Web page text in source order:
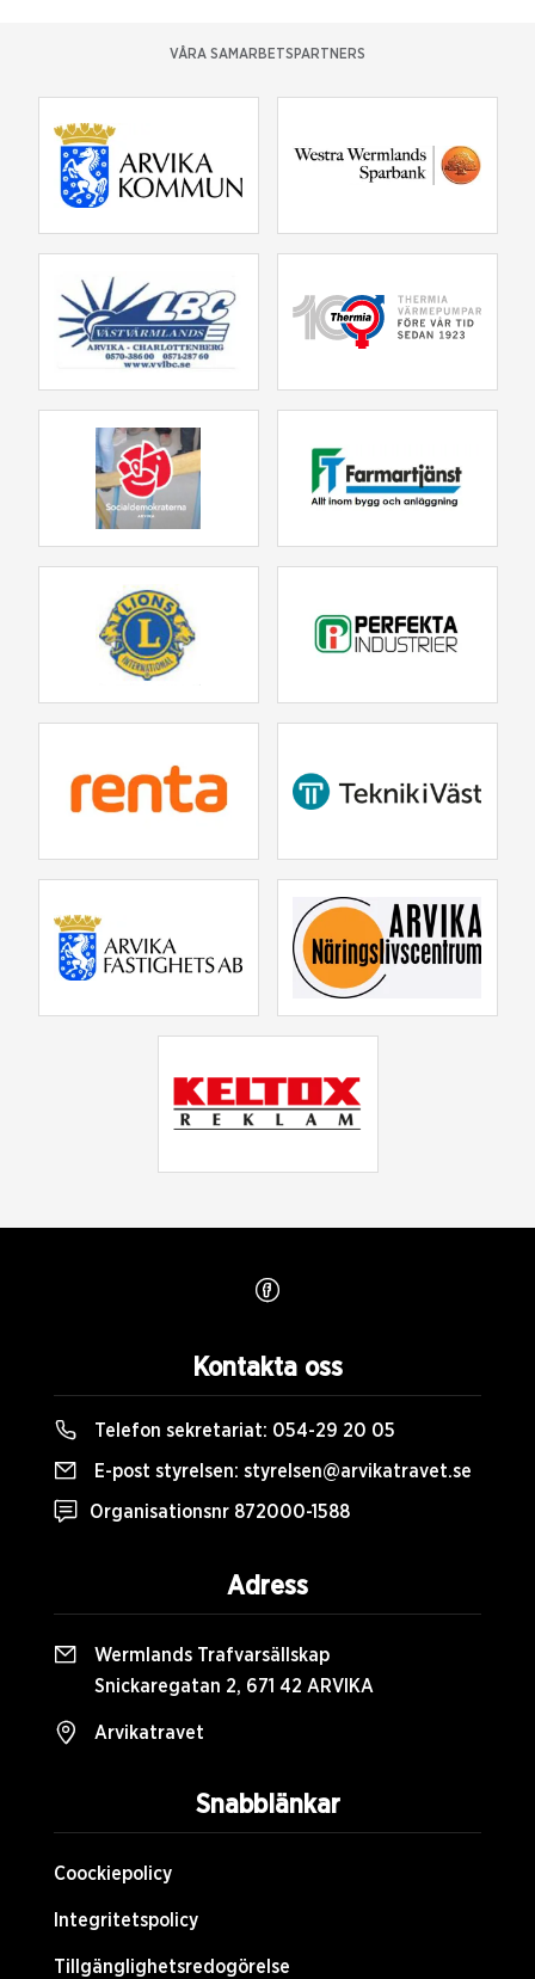
VÅRA SAMARBETSPARTNERS
Snabblänkar
Coockiepolicy
Integritetspolicy
Tillgänglighetsredogörelse
Kontakta oss
Telefon sekretariat: 054-29 20 05
E-post styrelsen: styrelsen@arvikatravet.se
Organisationsnr 872000-1588
Adress
Wermlands Trafvarsällskap
Snickaregatan 2, 671 42 ARVIKA
Arvikatravet